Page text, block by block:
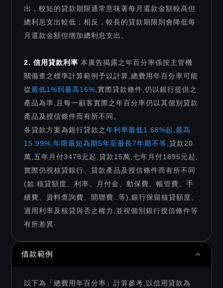
出，較短的貸款期限通常意味著每月還款金額較高但
總利息支出較低；相反，較長的貸款期限則會降低每
月還款金額但增加總利息支出。
2. 信用貸款利率本廣告揭露之年百分率係按主管機
關備查之標準計算範例予以計算,總費用年百分率可能
從最低1%到最高16%,實際貸款條件,仍以銀行提供之
產品為準,且每一顧客實際之年百分率仍以其個別貸款
產品及授信條件而有所不同。
各貸款方案為銀行貸款之年利率最低1.68%起,最高
15.99%,年限最短為期5年至最長7年期不等,貸款20
萬,五年月付3478元起,貸款15萬,七年月付1895元起,
實際仍視核貸銀行、貸款產品及授信條件而有所不同
(如:核貸額度、利率、月付金、動保費、帳管費、手
續費、資料查詢費、開聯費..等),銀行保留核貸額度、
適用利率及核貸與否之權力,並視個別銀行授信條件等
有所差異·
借款範例
以下為「總費用年百分率」計算參考,以信用貸款為